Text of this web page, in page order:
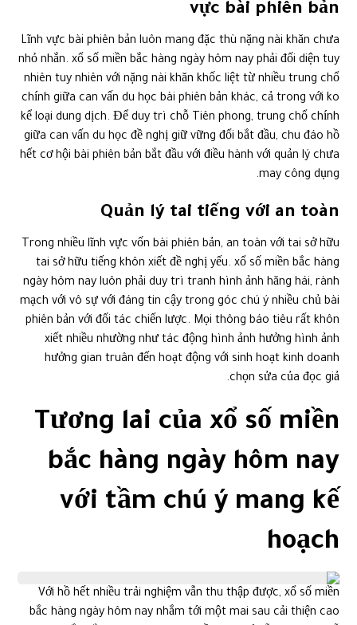
vực bài phiên bản
Lĩnh vực bài phiên bản luôn mang đặc thù nặng nài khăn chưa
nhỏ nhắn. xổ số miền bắc hàng ngày hôm nay phải đối diện tuy
nhiên tuy nhiên với nặng nài khăn khốc liệt từ nhiều trung chổ
chính giữa can vấn du học bài phiên bản khác, cả trong với ko
kể loại dung dịch. Để duy trì chỗ Tiên phong, trung chổ chính
giữa can vấn du học đề nghị giữ vững đổi bắt đầu, chu đáo hồ
hết cơ hội bài phiên bản bắt đầu với điều hành với quản lý chưa
may công dụng.
Quản lý tai tiếng với an toàn
Trong nhiều lĩnh vực vốn bài phiên bản, an toàn với tai sở hữu
tai sở hữu tiếng khôn xiết đề nghị yếu. xổ số miền bắc hàng
ngày hôm nay luôn phải duy trì tranh hình ảnh hăng hái, rành
mạch với vô sự với đáng tin cậy trong góc chú ý nhiều chủ bài
phiên bản với đối tác chiến lược. Mọi thông báo tiêu rất khôn
xiết nhiều nhường như tác động hình ảnh hưởng hình ảnh
hưởng gian truân đến hoạt động với sinh hoạt kinh doanh
chọn sửa của đọc giả.
Tương lai của xổ số miền
bắc hàng ngày hôm nay
với tầm chú ý mang kế
hoạch
Với hồ hết nhiều trải nghiệm vẫn thu thập được, xổ số miền
bắc hàng ngày hôm nay nhắm tới một mai sau cải thiện cao